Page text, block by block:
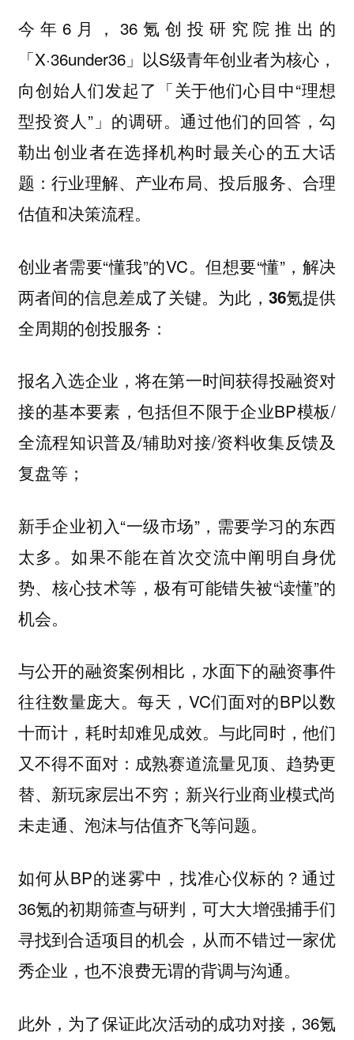
今年6月，36氪创投研究院推出的
「X·36under36」以S级青年创业者为核心，
向创始人们发起了「关于他们心目中“理想
型投资人”」的调研。通过他们的回答，勾
勒出创业者在选择机构时最关心的五大话
题：行业理解、产业布局、投后服务、合理
估值和决策流程。
创业者需要“懂我”的VC。但想要“懂”，解决
两者间的信息差成了关键。 为此，36氪提供
全周期的创投服务：
报名入选企业，将在第一时间获得投融资对
接的基本要素，包括但不限于企业BP模板/
全流程知识普及/辅助对接/资料收集反馈及
复盘等；
新手企业初入“一级市场”，需要学习的东西
太多。如果不能在首次交流中阐明自身优
势、核心技术等，极有可能错失被“读懂”的
机会。
与公开的融资案例相比，水面下的融资事件
往往数量庞大。每天，VC们面对的BP以数
十而计，耗时却难见成效。与此同时，他们
又不得不面对：成熟赛道流量见顶、趋势更
替、新玩家层出不穷；新兴行业商业模式尚
未走通、泡沫与估值齐飞等问题。
如何从BP的迷雾中，找准心仪标的？通过
36氪的初期筛查与研判，可大大增强捕手们
寻找到合适项目的机会，从而不错过一家优
秀企业，也不浪费无谓的背调与沟通。
此外，为了保证此次活动的成功对接，36氪